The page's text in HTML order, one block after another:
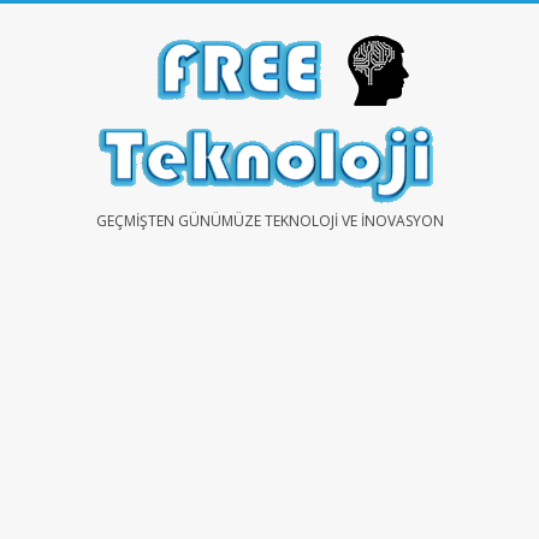
FREEGEÇMIŞTEN GÜNÜMÜZE TEKNOLOJI VE İNOVASYON